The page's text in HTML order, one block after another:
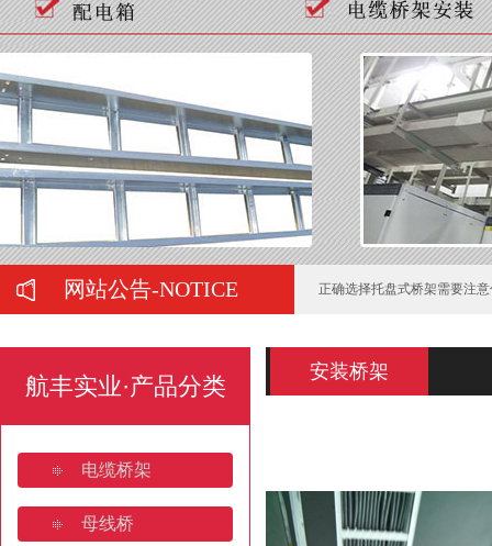
网站公告-NOTICE
如何判断喷塑桥架的质量好
弱电工程中常用的桥架有哪
在购买母线槽时有哪些注意
正确选择托盘式桥架需要注
桥架焊接规范要求规范有哪
航丰实业·产品分类
电缆桥架
母线桥
安装桥架